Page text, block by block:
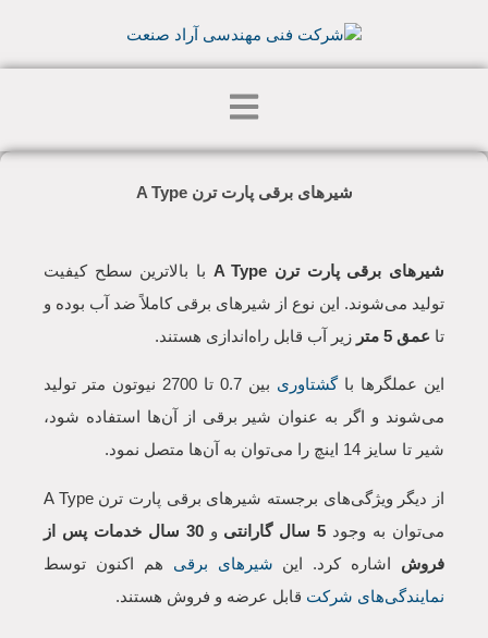
شیرهای برقی پارت ترن A Type
شیرهای برقی پارت ترن A Type
با بالاترین سطح کیفیت
تولید می‌شوند. این نوع از شیرهای برقی کاملاً ضد آب بوده و
تا عمق 5 متر زیر آب قابل راه‌اندازی هستند.
این عملگرها باگشتاوری
بین 0.7 تا 2700 نیوتون متر تولید
می‌شوند و اگر به عنوان شیر برقی از آن‌ها استفاده شود،
شیر تا سایز 14 اینچ را می‌توان به آن‌ها متصل نمود.
از دیگر ویژگی‌های برجسته شیرهای برقی پارت ترن A Type
می‌توان به وجود 5 سال گارانتی و
30 سال خدمات پس از
فروش اشاره کرد. این شیرهای برقی هم اکنون توسط
نمایندگی‌های شرکت قابل عرضه و فروش هستند.